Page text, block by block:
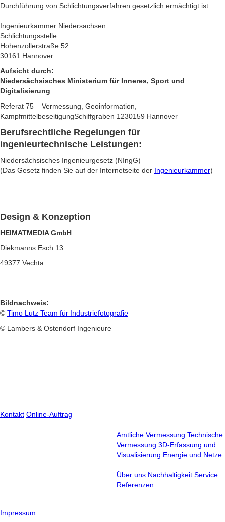
Durchführung von Schlichtungsverfahren gesetzlich ermächtigt ist.
Ingenieurkammer Niedersachsen
Schlichtungsstelle
Hohenzollerstraße 52
30161 Hannover
Aufsicht durch:
Niedersächsisches Ministerium für Inneres, Sport und
Digitalisierung
Referat 75 – Vermessung, Geoinformation,
KampfmittelbeseitigungSchiffgraben 1230159 Hannover
Berufsrechtliche Regelungen für
ingenieurtechnische Leistungen:
Niedersächsisches Ingenieurgesetz (NIngG)
(Das Gesetz finden Sie auf der Internetseite der Ingenieurkammer)
Design & Konzeption
HEIMATMEDIA GmbH
Diekmanns Esch 13
49377 Vechta
Bildnachweis:
© Timo Lutz Team für Industriefotografie
© Lambers & Ostendorf Ingenieure
Kontakt Online-Auftrag
Amtliche Vermessung Technische
Vermessung 3D-Erfassung und
Visualisierung Energie und Netze
Über uns Nachhaltigkeit Service
Referenzen
Impressum